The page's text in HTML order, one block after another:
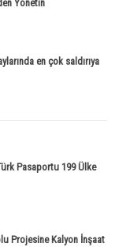
Yönetin
en çok saldırıya
Pasaportu 199 Ülke
Projesine Kalyon İnşaat